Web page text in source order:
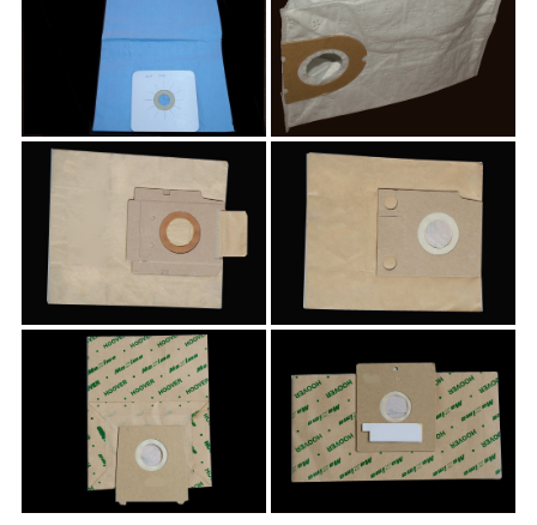
JMZ8 JMZ9
JMZ10 JMZ11
JMZ12 JMZ13